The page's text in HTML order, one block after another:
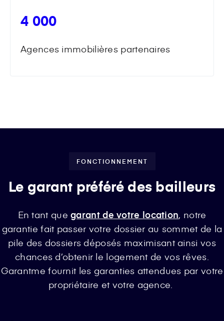
4 000
Agences immobilières partenaires
FONCTIONNEMENT
Le garant préféré des bailleurs
En tant quegarant de votre location, notre
garantie fait passer votre dossier au sommet de la
pile des dossiers déposés maximisant ainsi vos
chances d’obtenir le logement de vos rêves.
Garantme fournit les garanties attendues par votre
propriétaire et votre agence.